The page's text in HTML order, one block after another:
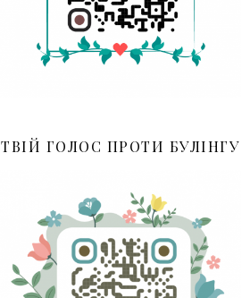
ТВІЙ ГОЛОС ПРОТИ БУЛІНГУ